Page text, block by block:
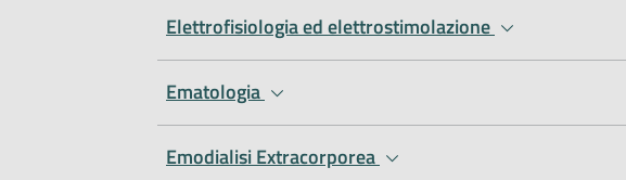
Elettrofisiologia ed elettrostimolazione
Ematologia
Emodialisi Extracorporea